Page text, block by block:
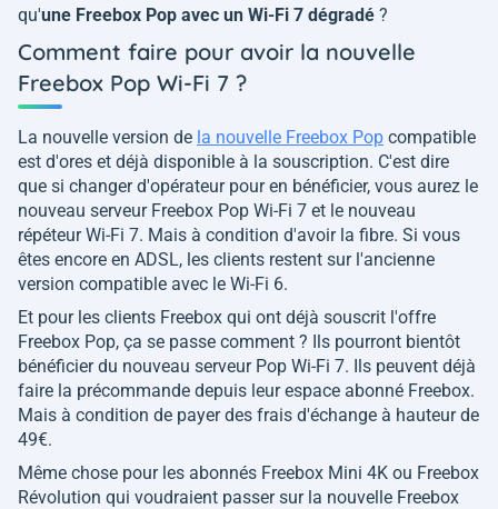
qu'une Freebox Pop avec un Wi-Fi 7 dégradé ?
Comment faire pour avoir la nouvelle
Freebox Pop Wi-Fi 7 ?
La nouvelle version de la nouvelle Freebox Pop compatible
est d'ores et déjà disponible à la souscription. C'est dire
que si changer d'opérateur pour en bénéficier, vous aurez le
nouveau serveur Freebox Pop Wi-Fi 7 et le nouveau
répéteur Wi-Fi 7. Mais à condition d'avoir la fibre. Si vous
êtes encore en ADSL, les clients restent sur l'ancienne
version compatible avec le Wi-Fi 6.
Et pour les clients Freebox qui ont déjà souscrit l'offre
Freebox Pop, ça se passe comment ? Ils pourront bientôt
bénéficier du nouveau serveur Pop Wi-Fi 7. Ils peuvent déjà
faire la précommande depuis leur espace abonné Freebox.
Mais à condition de payer des frais d'échange à hauteur de
49€.
Même chose pour les abonnés Freebox Mini 4K ou Freebox
Révolution qui voudraient passer sur la nouvelle Freebox